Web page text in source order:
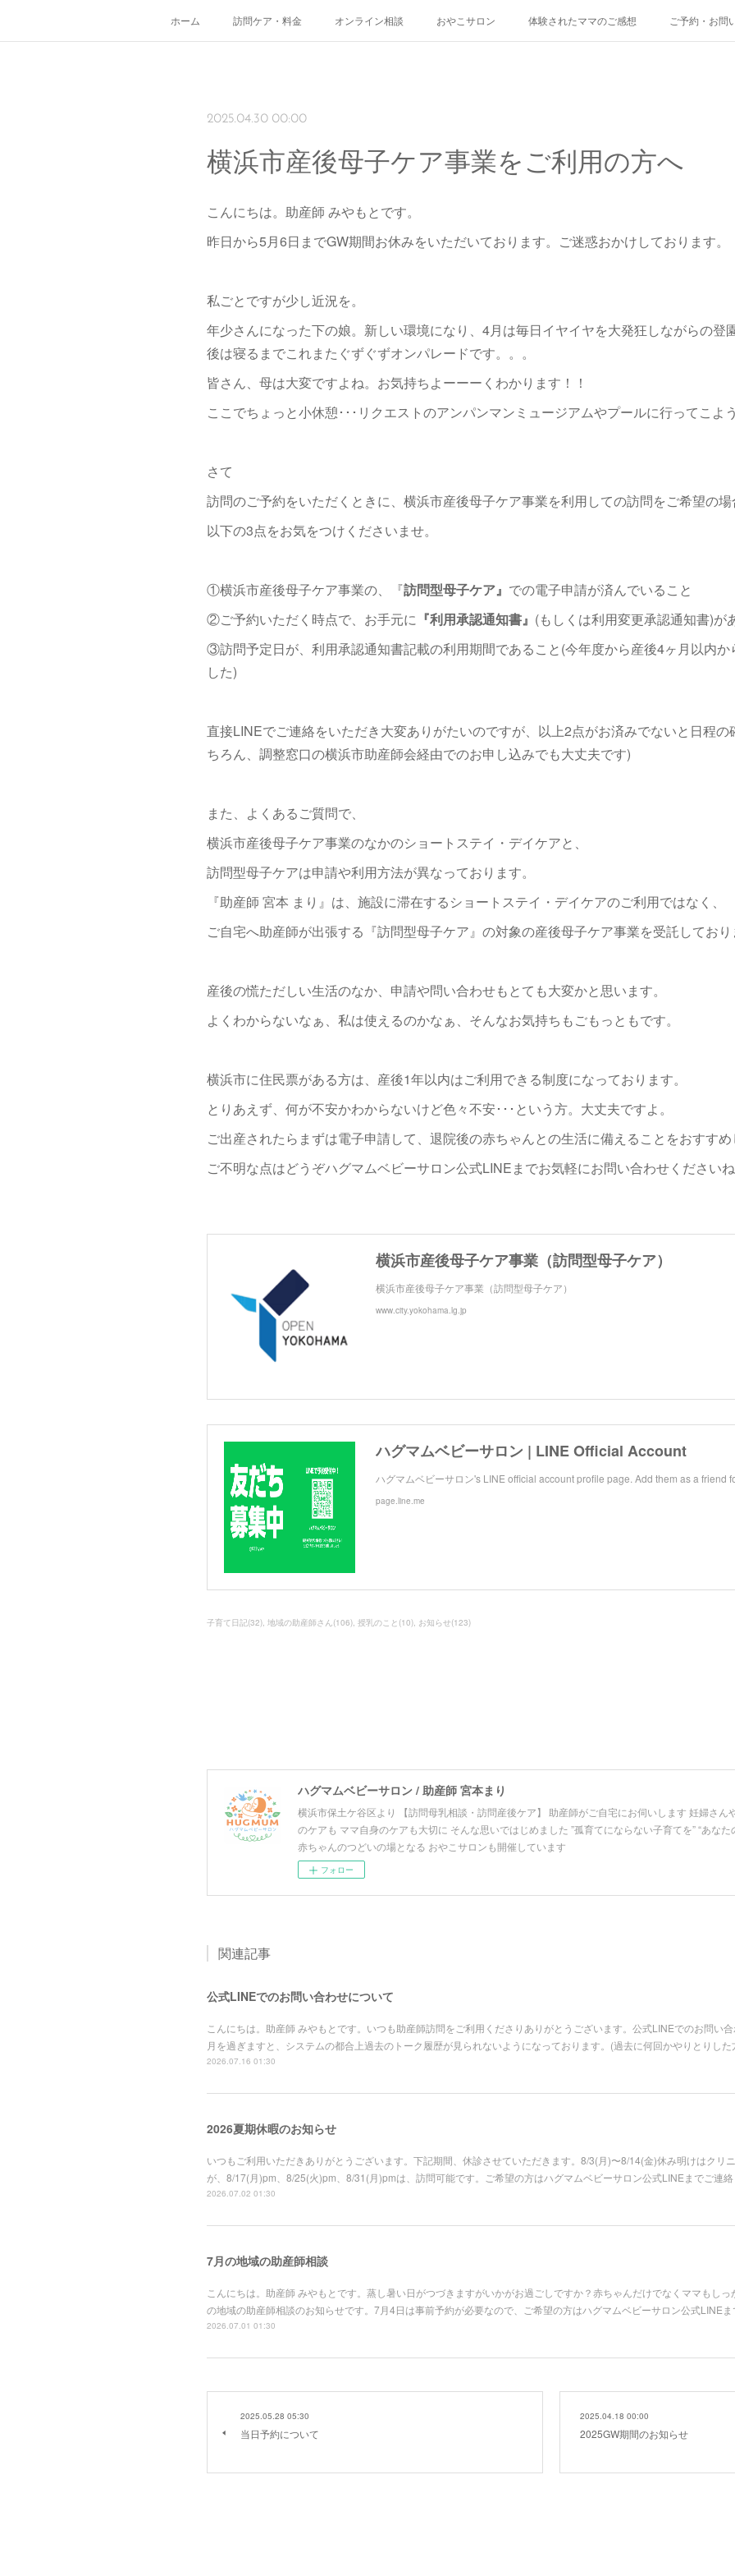
ホーム 訪問ケア・料金 オンライン相談 おやこサロン 体験されたママのご感想 ご予約・お問
2025.04.30 00:00
横浜市産後母子ケア事業をご利用の方へ
こんにちは。助産師 みやもとです。
昨日から5月6日までGW期間お休みをいただいております。ご迷惑おかけしております。
私ごとですが少し近況を。
年少さんになった下の娘。新しい環境になり、4月は毎日イヤイヤを大発狂しながらの登
後は寝るまでこれまたぐずぐずオンパレードです。。。
皆さん、母は大変ですよね。お気持ちよーーーくわかります！！
ここでちょっと小休憩･･･リクエストのアンパンマンミュージアムやプールに行ってこよ
さて
訪問のご予約をいただくときに、横浜市産後母子ケア事業を利用しての訪問をご希望の
以下の3点をお気をつけくださいませ。
①横浜市産後母子ケア事業の、『訪問型母子ケア』 での電子申請が済んでいること
②ご予約いただく時点で、お手元に 『利用承認通知書』 (もしくは利用変更承認通知書)が
③訪問予定日が、利用承認通知書記載の利用期間であること(今年度から産後4ヶ月以内
した)
直接LINEでご連絡をいただき大変ありがたいのですが、以上2点がお済みでないと日程
ちろん、調整窓口の横浜市助産師会経由でのお申し込みでも大丈夫です)
また、よくあるご質問で、
横浜市産後母子ケア事業のなかのショートステイ・デイケアと、
訪問型母子ケアは申請や利用方法が異なっております。
『助産師 宮本 まり』は、施設に滞在するショートステイ・デイケアのご利用ではなく、
ご自宅へ助産師が出張する『訪問型母子ケア』の対象の産後母子ケア事業を受託してお
産後の慌ただしい生活のなか、申請や問い合わせもとても大変かと思います。
よくわからないなぁ、私は使えるのかなぁ、そんなお気持ちもごもっともです。
横浜市に住民票がある方は、産後1年以内はご利用できる制度になっております。
とりあえず、何が不安かわからないけど色々不安･･･という方。大丈夫ですよ。
ご出産されたらまずは電子申請して、退院後の赤ちゃんとの生活に備えることをおすす
ご不明な点はどうぞハグマムベビーサロン公式LINEまでお気軽にお問い合わせください
横浜市産後母子ケア事業（訪問型母子ケア）
横浜市産後母子ケア事業（訪問型母子ケア）
www.city.yokohama.lg.jp
ハグマムベビーサロン | LINE Official Account
ハグマムベビーサロン's LINE official account profile page. Add them as a friend
page.line.me
子育て日記(32) 地域の助産師さん(106) 授乳のこと (10) お知らせ(123)
ハグマムベビーサロン / 助産師 宮本まり
横浜市保土ケ谷区より 【訪問母乳相談・訪問産後ケア】 助産師がご自宅にお伺いします 妊婦さん
のケアも ママ自身のケアも大切に そんな思いではじめました ”孤育てにならない子育てを” “あな
赤ちゃんのつどいの場となる おやこサロンも開催しています
フォロー
関連記事
公式LINEでのお問い合わせについて
こんにちは。助産師 みやもとです。いつも助産師訪問をご利用くださりありがとうございます。公式LINEでのお問い
月を過ぎますと、システムの都合上過去のトーク履歴が見られないようになっております。(過去に何回かやりとりし
2026.07.16 01:30
2026夏期休暇のお知らせ
いつもご利用いただきありがとうございます。下記期間、休診させていただきます。8/3(月)〜8/14(金)休み明けはクリ
が、8/17(月)pm、8/25(火)pm、8/31(月)pmは、訪問可能です。ご希望の方はハグマムベビーサロン公式LINEまでご連
2026.07.02 01:30
7月の地域の助産師相談
こんにちは。助産師 みやもとです。蒸し暑い日がつづきますがいかがお過ごしですか？赤ちゃんだけでなくママもし
の地域の助産師相談のお知らせです。7月4日は事前予約が必要なので、ご希望の方はハグマムベビーサロン公式LINE
2026.07.01 01:30
2025.05.28 05:30
当日予約について
2025.04.18 00:00
2025GW期間のお知らせ